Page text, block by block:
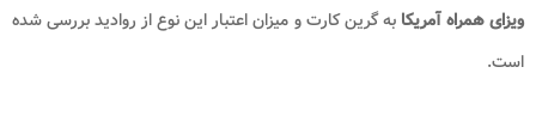
ویزای همراه آمریکا به گرین کارت و میزان اعتبار این نوع از روادید بررسی شده
است.